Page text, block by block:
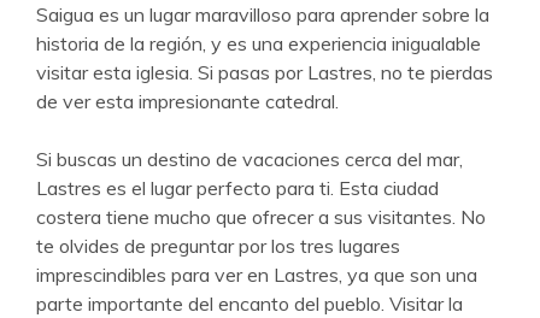
Saigua es un lugar maravilloso para aprender sobre la
historia de la región, y es una experiencia inigualable
visitar esta iglesia. Si pasas por Lastres, no te pierdas
de ver esta impresionante catedral.
Si buscas un destino de vacaciones cerca del mar,
Lastres es el lugar perfecto para ti. Esta ciudad
costera tiene mucho que ofrecer a sus visitantes. No
te olvides de preguntar por los tres lugares
imprescindibles para ver en Lastres, ya que son una
parte importante del encanto del pueblo. Visitar la